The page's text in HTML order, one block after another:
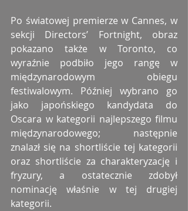
Po światowej premierze w Cannes, w
sekcji Directors’ Fortnight, obraz
pokazano także w Toronto, co
wyraźnie podbiło jego rangę w
międzynarodowym obiegu
festiwalowym. Później wybrano go
jako japońskiego kandydata do
Oscara w kategorii najlepszego filmu
międzynarodowego; następnie
znalazł się na shortliście tej kategorii
oraz shortliście za charakteryzację i
fryzury, a ostatecznie zdobył
nominację właśnie w tej drugiej
kategorii.